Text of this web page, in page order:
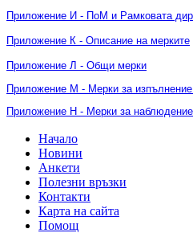
Приложение И - ПоМ и Рамковата
Приложение К - Описание на мерките
Приложение Л - Общи мерки
Приложение М - Мерки за
Приложение Н - Мерки за наблюдение
Начало
Новини
Анкети
Полезни връзки
Контакти
Карта на сайта
Помощ